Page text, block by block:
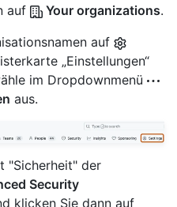
auf
Your organizations.
auf
„Einstellungen“
im Dropdownmenü
aus.
"Sicherheit" der
Security
klicken Sie dann auf